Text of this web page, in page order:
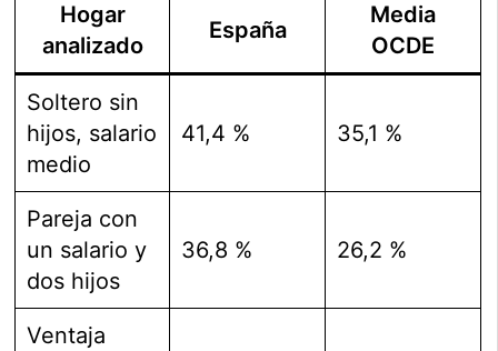
Hogar
analizado
España
Media
OCDE
Soltero sin
hijos, salario
medio
41,4 % 35,1 %
Pareja con
un salario y
dos hijos
36,8 % 26,2 %
Ventaja